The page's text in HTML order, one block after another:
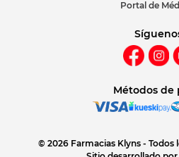
Portal de
Métodos de
© 2026 Farmacias Klyns - Todos